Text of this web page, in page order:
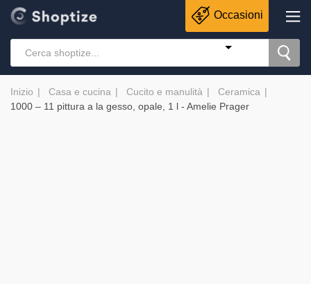
Occasioni
Inizio Casa e cucina Cucito e manulità
Ceramica
1000 – 11 pittura a la gesso, opale, 1 l - Amelie Prager